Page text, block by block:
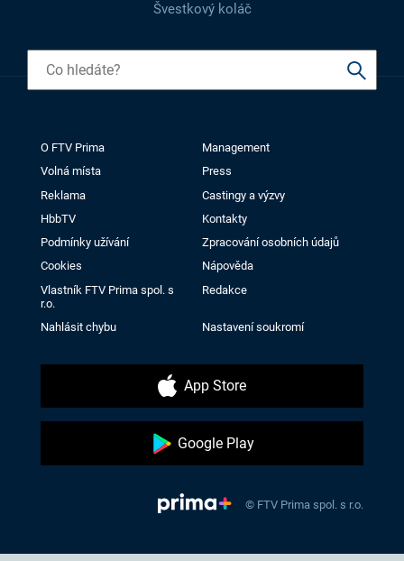
Švestkový koláč
O FTV Prima
Management
Volná místa
Press
Reklama
Castingy a výzvy
HbbTV
Kontakty
Podmínky užívání
Zpracování osobních údajů
Cookies
Nápověda
Vlastník FTV Prima spol. s
r.o.
Redakce
Nahlásit chybu Nastavení soukromí
App Store
Google Play
© FTV Prima spol. s r.o.